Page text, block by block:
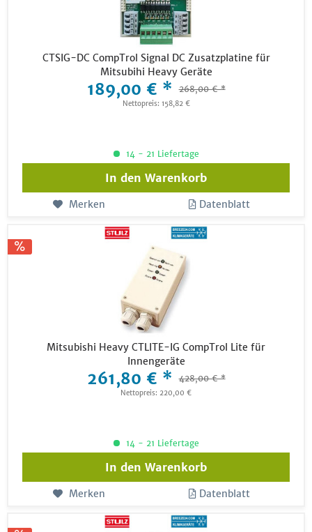
CTSIG-DC CompTrol Signal DC Zusatzplatine für
Mitsubihi Heavy Geräte
189,00 € * 268,00 € *
Nettopreis: 158,82 €
14 - 21 Liefertage
In den Warenkorb
Merken Datenblatt
Mitsubishi Heavy CTLITE-IG CompTrol Lite für
Innengeräte
261,80 € * 428,00 € *
Nettopreis: 220,00 €
14 - 21 Liefertage
In den Warenkorb
Merken Datenblatt